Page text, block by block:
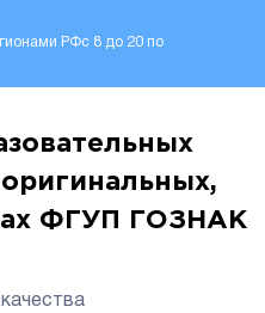
РФс 8 до 20 по
ФГУП ГОЗНАК
качества